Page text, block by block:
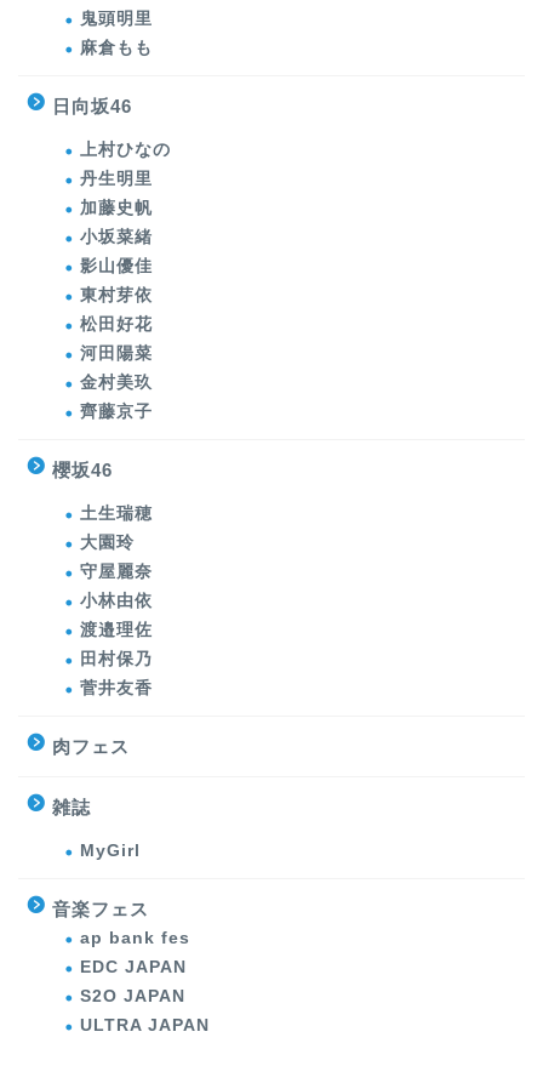
鬼頭明里
麻倉もも
日向坂46
上村ひなの
丹生明里
加藤史帆
小坂菜緒
影山優佳
東村芽依
松田好花
河田陽菜
金村美玖
齊藤京子
櫻坂46
土生瑞穂
大園玲
守屋麗奈
小林由依
渡邉理佐
田村保乃
菅井友香
肉フェス
雑誌
MyGirl
音楽フェス
ap bank fes
EDC JAPAN
S2O JAPAN
ULTRA JAPAN